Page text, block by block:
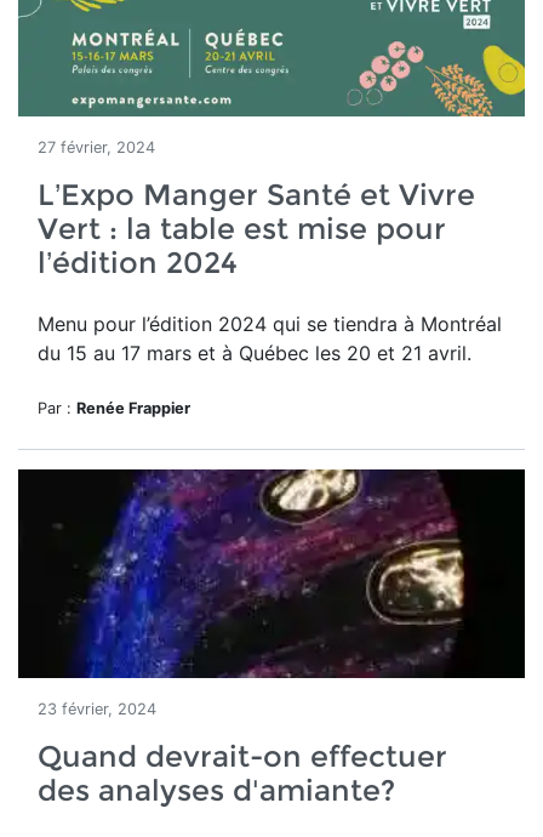
27 février, 2024
L’Expo Manger Santé et Vivre
Vert : la table est mise pour
l’édition 2024
Menu pour l’édition 2024 qui se tiendra à Montréal
du 15 au 17 mars et à Québec les 20 et 21 avril.
Par : Renée Frappier
23 février, 2024
Quand devrait-on effectuer
des analyses d'amiante?